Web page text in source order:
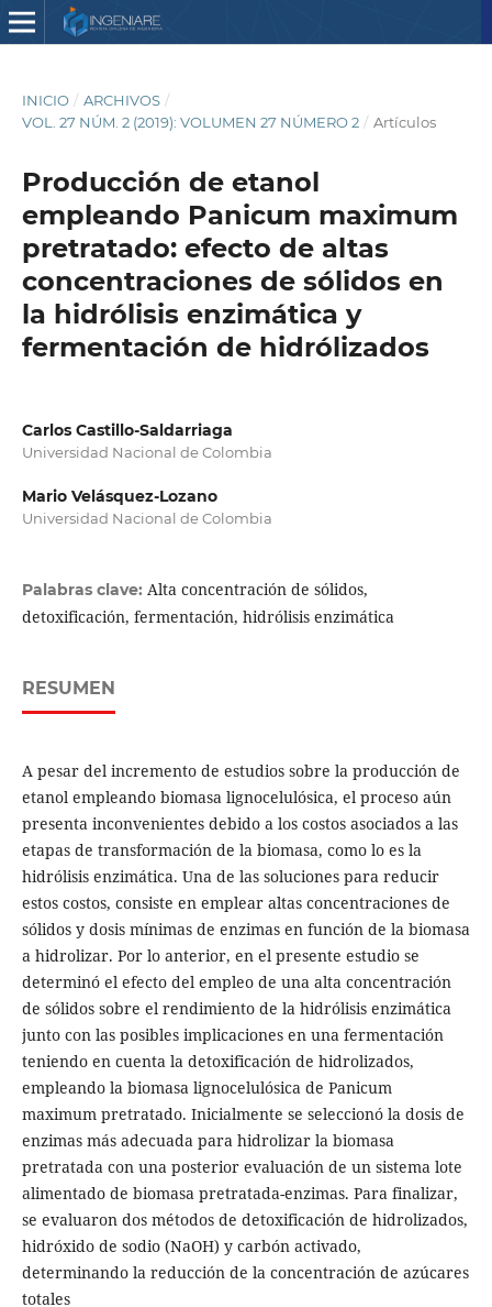
INICIO / ARCHIVOS /
VOL. 27 NÚM. 2 (2019): VOLUMEN 27 NÚMERO 2 / Artículos
Producción de etanol
empleando Panicum maximum
pretratado: efecto de altas
concentraciones de sólidos en
la hidrólisis enzimática y
fermentación de hidrólizados
Carlos Castillo-Saldarriaga
Universidad Nacional de Colombia
Mario Velásquez-Lozano
Universidad Nacional de Colombia
Palabras clave: Alta concentración de sólidos,
detoxificación, fermentación, hidrólisis enzimática
RESUMEN
A pesar del incremento de estudios sobre la producción de
etanol empleando biomasa lignocelulósica, el proceso aún
presenta inconvenientes debido a los costos asociados a las
etapas de transformación de la biomasa, como lo es la
hidrólisis enzimática. Una de las soluciones para reducir
estos costos, consiste en emplear altas concentraciones de
sólidos y dosis mínimas de enzimas en función de la biomasa
a hidrolizar. Por lo anterior, en el presente estudio se
determinó el efecto del empleo de una alta concentración
de sólidos sobre el rendimiento de la hidrólisis enzimática
junto con las posibles implicaciones en una fermentación
teniendo en cuenta la detoxificación de hidrolizados,
empleando la biomasa lignocelulósica de Panicum
maximum pretratado. Inicialmente se seleccionó la dosis de
enzimas más adecuada para hidrolizar la biomasa
pretratada con una posterior evaluación de un sistema lote
alimentado de biomasa pretratada-enzimas. Para finalizar,
se evaluaron dos métodos de detoxificación de hidrolizados,
hidróxido de sodio (NaOH) y carbón activado,
determinando la reducción de la concentración de azúcares
totales